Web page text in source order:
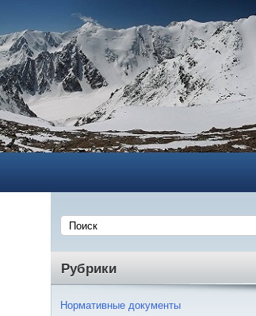
Рубрики
Нормативные документы